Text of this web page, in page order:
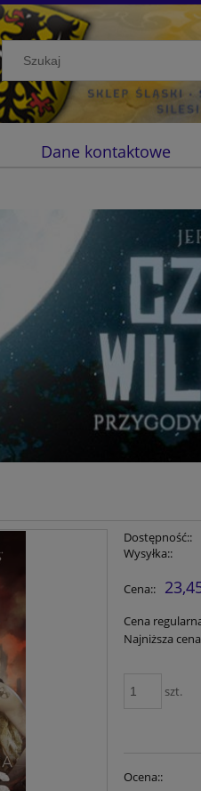
Dane kontaktowe
Dostępność::
Wysyłka::
Cena::
Cena
Najniższa
szt.
Ocena::